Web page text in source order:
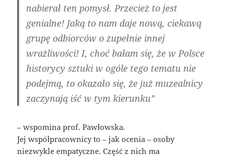
nabierał ten pomysł. Przecież to jest
genialne! Jaką to nam daje nową, ciekawą
grupę odbiorców o zupełnie innej
wrażliwości! I, choć bałam się, że w Polsce
historycy sztuki w ogóle tego tematu nie
podejmą, to okazało się, że już muzealnicy
zaczynają iść w tym kierunku”
– wspomina prof. Pawłowska.
Jej współpracownicy to – jak ocenia – osoby
niezwykle empatyczne. Część z nich ma